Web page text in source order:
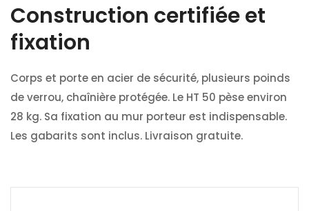
Construction certifiée et
fixation
Corps et porte en acier de sécurité, plusieurs poinds
de verrou, chaînière protégée. Le HT 50 pèse environ
28 kg. Sa fixation au mur porteur est indispensable.
Les gabarits sont inclus. Livraison gratuite.